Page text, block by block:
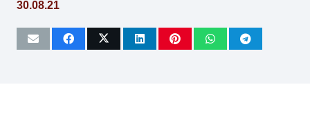
30.08.21